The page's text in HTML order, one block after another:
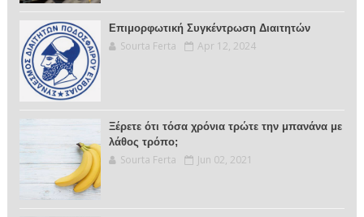
Επιμορφωτική Συγκέντρωση Διαιτητών
Sourta Ferta Apr 12, 2024
Ξέρετε ότι τόσα χρόνια τρώτε την μπανάνα με
λάθος τρόπο;
Sourta Ferta Jun 02, 2021